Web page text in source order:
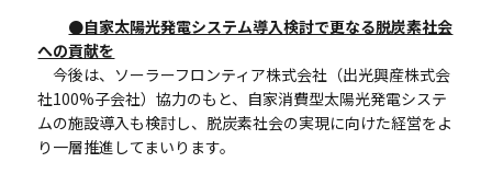
●自家太陽光発電システム導入検討で更なる脱炭素社会
への貢献を
今後は、ソーラーフロンティア株式会社（出光興産株式会
社100%子会社）協力のもと、自家消費型太陽光発電システ
ムの施設導入も検討し、脱炭素社会の実現に向けた経営をよ
り一層推進してまいります。